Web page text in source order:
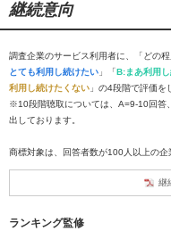
継続意向
調査企業のサービス利用者に、「どの
とても利用し続けたい 」「B:まあ利用
利用し続けたくない 」の4段階で評価を
※10段階聴取については、A=9-10回答
出しております。
商標対象は、回答者数が100人以上の企
継
ランキング監修